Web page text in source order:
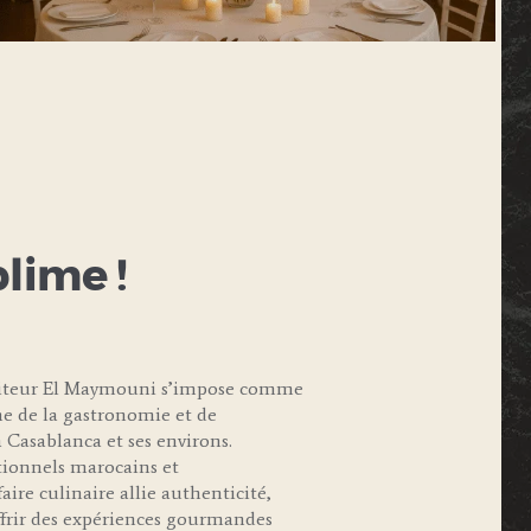
!
El Maymouni s’impose comme
de la gastronomie et de
et ses environs.
marocains et
culinaire allie authenticité,
des expériences gourmandes